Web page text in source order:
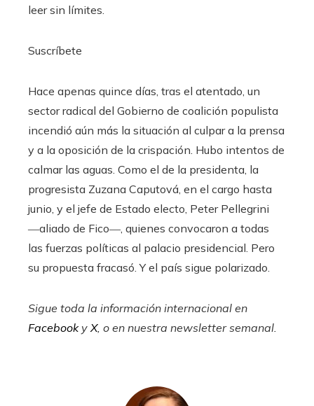
leer sin límites.
Suscríbete
Hace apenas quince días, tras el atentado, un
sector radical del Gobierno de coalición populista
incendió aún más la situación al culpar a la prensa
y a la oposición de la crispación. Hubo intentos de
calmar las aguas. Como el de la presidenta, la
progresista Zuzana Caputová, en el cargo hasta
junio, y el jefe de Estado electo, Peter Pellegrini
―aliado de Fico―, quienes convocaron a todas
las fuerzas políticas al palacio presidencial. Pero
su propuesta fracasó. Y el país sigue polarizado.
Sigue toda la información internacional en
FacebookyX, o en nuestra newsletter semanal.